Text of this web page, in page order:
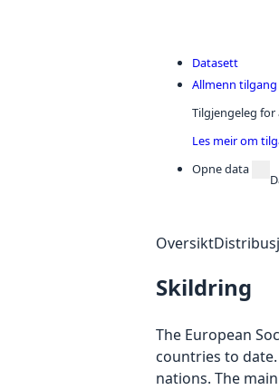
Datasett
Allmenn tilgang
Tilgjengeleg for
Les meir om
Opne data
Oversikt
Skildring
The European
countries to
nations. The